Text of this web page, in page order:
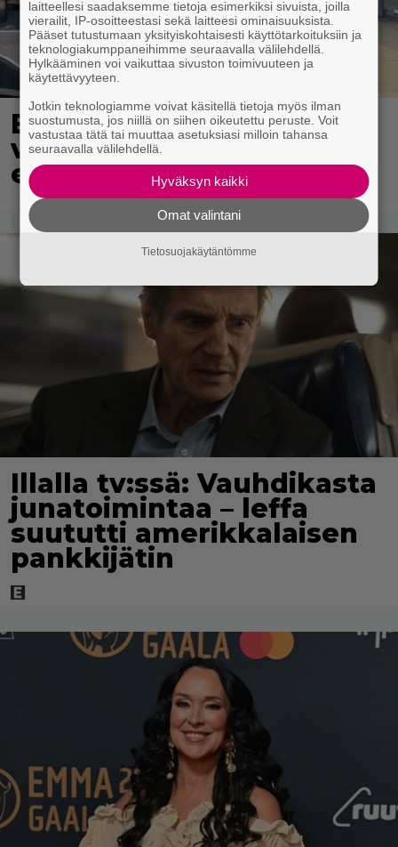
Eppu Normaalin
viimeinen konsertti
esitetään Ylellä
Illalla tv:ssä: Vauhdikasta
junatoimintaa – leffa
suututti amerikkalaisen
pankkijätin
laitteellesi saadaksemme tietoja esimerkiksi sivuista, joilla
vierailit, IP-osoitteestasi sekä laitteesi ominaisuuksista.
Pääset tutustumaan yksityiskohtaisesti käyttötarkoituksiin ja
teknologiakumppaneihimme seuraavalla välilehdellä.
Hylkääminen voi vaikuttaa sivuston toimivuuteen ja
käytettävyyteen.
Jotkin teknologiamme voivat käsitellä tietoja myös ilman
suostumusta, jos niillä on siihen oikeutettu peruste. Voit
vastustaa tätä tai muuttaa asetuksiasi milloin tahansa
seuraavalla välilehdellä.
Hyväksyn kaikki
Omat valintani
Tietosuojakäytäntömme